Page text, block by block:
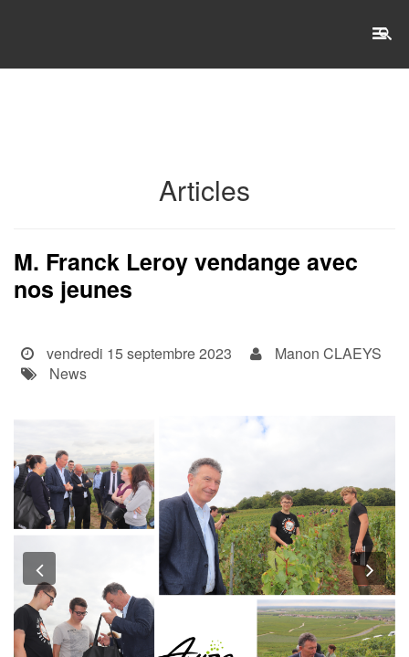
Articles
M. Franck Leroy vendange avec
nos jeunes
vendredi 15 septembre 2023
Manon CLAEYS
News
Previous
L'établissement
International
Taxe d'apprentissage